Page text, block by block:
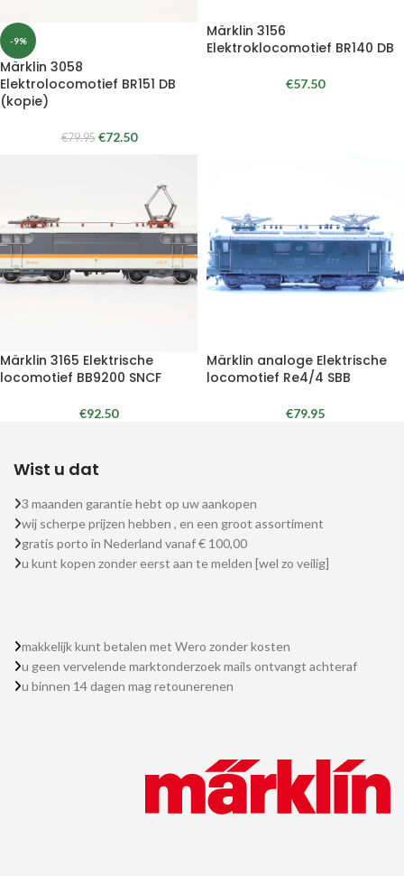
-9%
Märklin 3058
Elektrolocomotief BR151 DB
(kopie)
€79.95 €72.50
Märklin 3156
Elektroklocomotief BR140 DB
€57.50
Märklin 3165 Elektrische
locomotief BB9200 SNCF
€92.50
Märklin analoge Elektrische
locomotief Re4/4 SBB
€79.95
Wist u dat
3 maanden garantie hebt op uw aankopen
wij scherpe prijzen hebben , en een groot assortiment
gratis porto in Nederland vanaf € 100,00
u kunt kopen zonder eerst aan te melden [wel zo veilig]
makkelijk kunt betalen met Wero zonder kosten
u geen vervelende marktonderzoek mails ontvangt achteraf
u binnen 14 dagen mag retounerenen